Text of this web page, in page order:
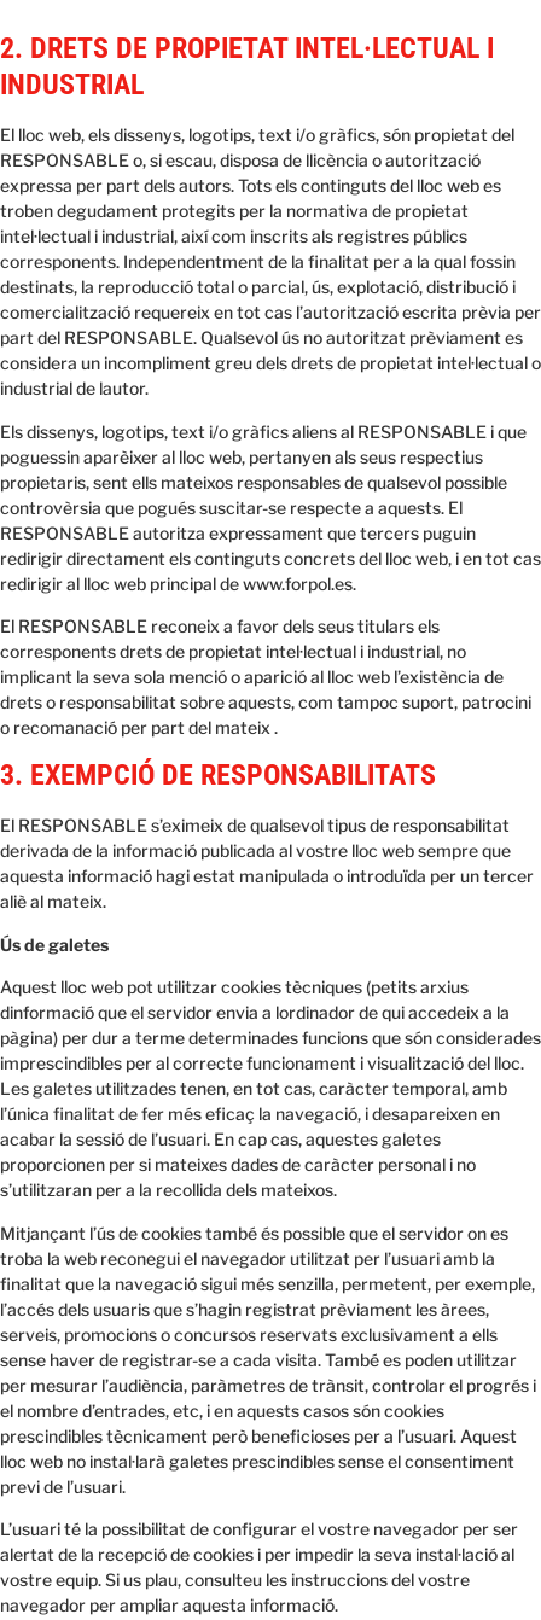
2. DRETS DE PROPIETAT INTEL·LECTUAL I
INDUSTRIAL
El lloc web, els dissenys, logotips, text i/o gràfics, són propietat del
RESPONSABLE o, si escau, disposa de llicència o autorització
expressa per part dels autors. Tots els continguts del lloc web es
troben degudament protegits per la normativa de propietat
intel·lectual i industrial, així com inscrits als registres públics
corresponents. Independentment de la finalitat per a la qual fossin
destinats, la reproducció total o parcial, ús, explotació, distribució i
comercialització requereix en tot cas l’autorització escrita prèvia per
part del RESPONSABLE. Qualsevol ús no autoritzat prèviament es
considera un incompliment greu dels drets de propietat intel·lectual o
industrial de lautor.
Els dissenys, logotips, text i/o gràfics aliens al RESPONSABLE i que
poguessin aparèixer al lloc web, pertanyen als seus respectius
propietaris, sent ells mateixos responsables de qualsevol possible
controvèrsia que pogués suscitar-se respecte a aquests. El
RESPONSABLE autoritza expressament que tercers puguin
redirigir directament els continguts concrets del lloc web, i en tot cas
redirigir al lloc web principal de www.forpol.es.
El RESPONSABLE reconeix a favor dels seus titulars els
corresponents drets de propietat intel·lectual i industrial, no
implicant la seva sola menció o aparició al lloc web l’existència de
drets o responsabilitat sobre aquests, com tampoc suport, patrocini
o recomanació per part del mateix .
3. EXEMPCIÓ DE RESPONSABILITATS
El RESPONSABLE s’eximeix de qualsevol tipus de responsabilitat
derivada de la informació publicada al vostre lloc web sempre que
aquesta informació hagi estat manipulada o introduïda per un tercer
aliè al mateix.
Ús de galetes
Aquest lloc web pot utilitzar cookies tècniques (petits arxius
dinformació que el servidor envia a lordinador de qui accedeix a la
pàgina) per dur a terme determinades funcions que són considerades
imprescindibles per al correcte funcionament i visualització del lloc.
Les galetes utilitzades tenen, en tot cas, caràcter temporal, amb
l’única finalitat de fer més eficaç la navegació, i desapareixen en
acabar la sessió de l’usuari. En cap cas, aquestes galetes
proporcionen per si mateixes dades de caràcter personal i no
s’utilitzaran per a la recollida dels mateixos.
Mitjançant l’ús de cookies també és possible que el servidor on es
troba la web reconegui el navegador utilitzat per l’usuari amb la
finalitat que la navegació sigui més senzilla, permetent, per exemple,
l’accés dels usuaris que s’hagin registrat prèviament les àrees,
serveis, promocions o concursos reservats exclusivament a ells
sense haver de registrar-se a cada visita. També es poden utilitzar
per mesurar l’audiència, paràmetres de trànsit, controlar el progrés i
el nombre d’entrades, etc, i en aquests casos són cookies
prescindibles tècnicament però beneficioses per a l’usuari. Aquest
lloc web no instal·larà galetes prescindibles sense el consentiment
previ de l’usuari.
L’usuari té la possibilitat de configurar el vostre navegador per ser
alertat de la recepció de cookies i per impedir la seva instal·lació al
vostre equip. Si us plau, consulteu les instruccions del vostre
navegador per ampliar aquesta informació.